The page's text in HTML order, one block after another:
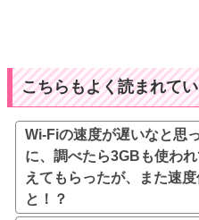
こちらもよく読まれて
Wi-Fiの速度が遅いなと思
に、調べたら3GBも使わ
えてもらったが、また速
と！？